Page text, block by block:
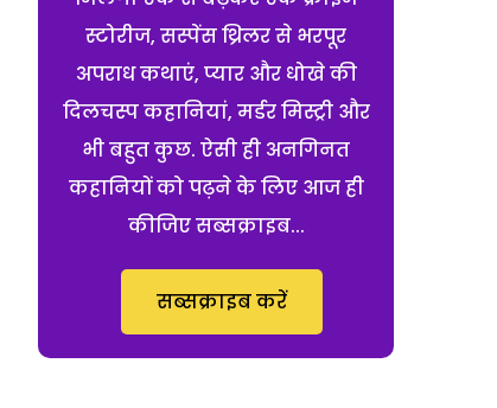
स्टोरीज, सस्पेंस थ्रिलर से भरपूर
अपराध कथाएं, प्यार और धोखे की
दिलचस्प कहानियां, मर्डर मिस्ट्री और
भी बहुत कुछ. ऐसी ही अनगिनत
कहानियों को पढ़ने के लिए आज ही
कीजिए सब्सक्राइब...
सब्सक्राइब करें